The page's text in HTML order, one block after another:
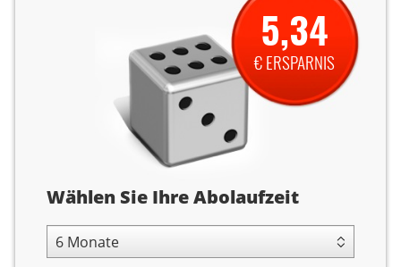
Abolaufzeit
Wählen Sie Ihre Abolaufzeit
5,34
€ ERSPARNIS